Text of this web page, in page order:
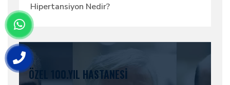
Hipertansiyon Nedir?
ÖZEL 100.YIL HASTANESI